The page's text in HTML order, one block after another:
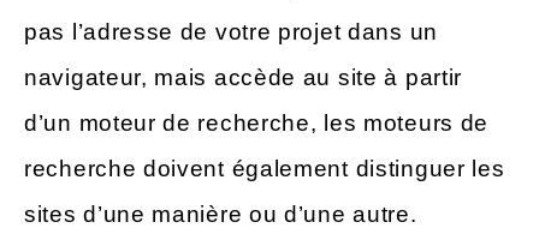
pas l’adresse de votre projet dans un
navigateur, mais accède au site à partir
d’un moteur de recherche, les moteurs de
recherche doivent également distinguer les
sites d’une manière ou d’une autre.